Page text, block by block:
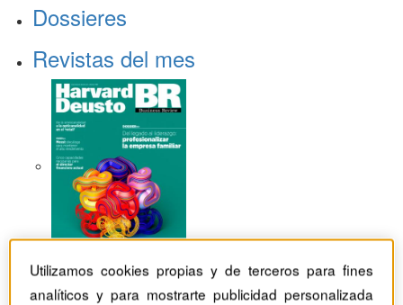
Dossieres
Revistas del mes
Utilizamos cookies propias y de terceros para fines
analíticos y para mostrarte publicidad personalizada